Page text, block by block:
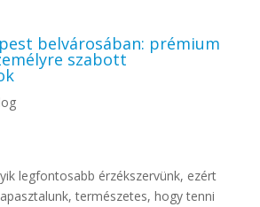
belvárosában: prémium
szabott
legfontosabb érzékszervünk, ezért
természetes, hogy tenni